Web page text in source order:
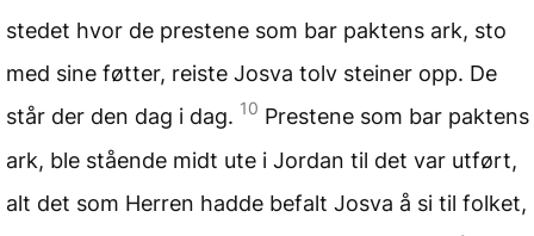
stedet hvor de prestene som bar paktens ark, sto
med sine føtter, reiste Josva tolv steiner opp. De
står der den dag i dag. 10 Prestene som bar paktens
ark, ble stående midt ute i Jordan til det var utført,
alt det som Herren hadde befalt Josva å si til folket,